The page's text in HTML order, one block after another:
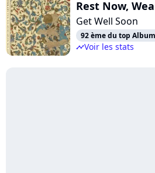
Rest Now,
Get Well Soon
92 ème du top
timelineVoir les stats